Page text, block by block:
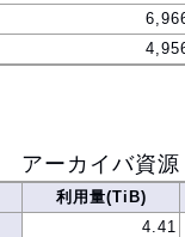
アーカイバ資源
利用量(TiB)
4.41